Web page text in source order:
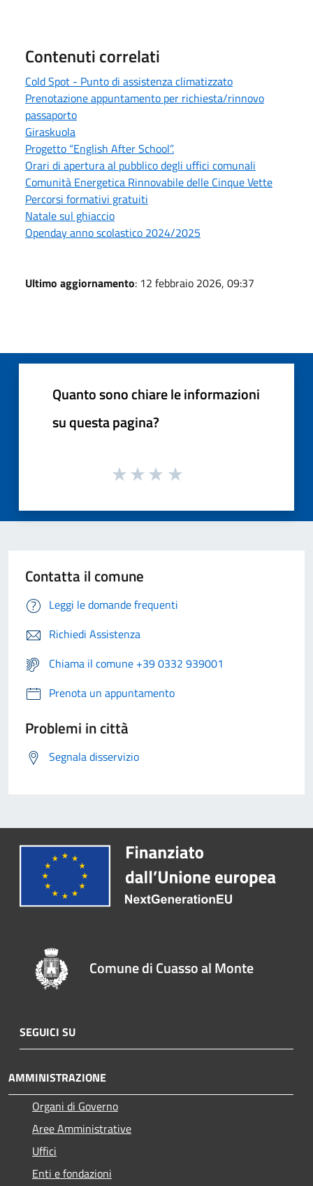
Contenuti correlati
Cold Spot - Punto di assistenza climatizzato
Prenotazione appuntamento per richiesta/rinnovo
passaporto
Giraskuola
Progetto “English After School”.
Orari di apertura al pubblico degli uffici comunali
Comunità Energetica Rinnovabile delle Cinque Vette
Percorsi formativi gratuiti
Natale sul ghiaccio
Openday anno scolastico 2024/2025
Ultimo aggiornamento: 12 febbraio 2026, 09:37
Quanto sono chiare le informazioni
su questa pagina?
Contatta il comune
Leggi le domande frequenti
Richiedi Assistenza
Chiama il comune +39 0332 939001
Prenota un appuntamento
Problemi in città
Segnala disservizio
Comune di Cuasso al Monte
SEGUICI SU
AMMINISTRAZIONE
Organi di Governo
Aree Amministrative
Uffici
Enti e fondazioni